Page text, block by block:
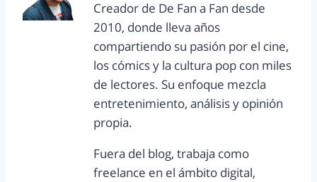
Creador de De Fan a Fan desde
2010, donde lleva años
compartiendo su pasión por el cine,
los cómics y la cultura pop con miles
de lectores. Su enfoque mezcla
entretenimiento, análisis y opinión
propia.
Fuera del blog, trabaja como
freelance en el ámbito digital,